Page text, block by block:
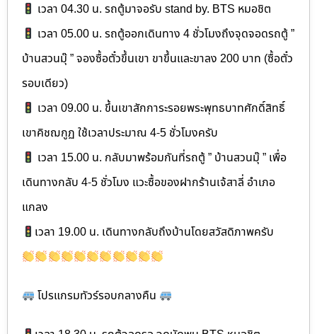
เวลา 04.30 น. รถตู้มาจอรับ stand by. BTS หมอชิต
เวลา 05.00 น. รถตู้ออกเดินทาง 4 ชั่วโมงถึงจุดจอดรถตู้ ”
บ้านสวนมุ๊ ” จองซื้อตั๋วขึ้นเขา ขาขึ้นและขาลง 200 บาท (ซื้อตั๋ว
รอบเดียว)
เวลา 09.00 น. ขึ้นเขาสักการะรอยพระพุทธบาทศักดิ์สิทธิ์
เขาคิชฌกูฏ ใช้เวลาประมาณ 4-5 ชั่วโมงครับ
เวลา 15.00 น. กลับมาพร้อมกันที่รถตู้ ” บ้านสวนมุ๊ ” เพื่อ
เดินทางกลับ 4-5 ชั่วโมง แวะซื้อของฝากร้านเจ้สาลี่ อำเภอ
แกลง
เวลา 19.00 น. เดินทางกลับถึงบ้านโดยสวัสดิภาพครับ
โปรแกรมทัวร์รอบกลางคืน